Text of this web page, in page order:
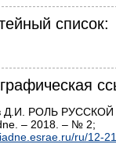
список:
Д.И. РОЛЬ
– 2018. – № 2;
ru/12-